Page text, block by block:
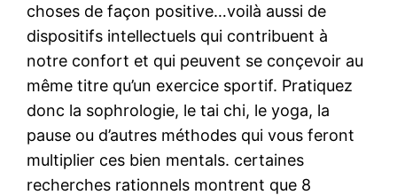
choses de façon positive…voilà aussi de
dispositifs intellectuels qui contribuent à
notre confort et qui peuvent se conçevoir au
même titre qu’un exercice sportif. Pratiquez
donc la sophrologie, le tai chi, le yoga, la
pause ou d’autres méthodes qui vous feront
multiplier ces bien mentals. certaines
recherches rationnels montrent que 8